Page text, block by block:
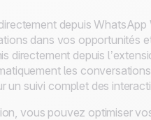
depuis WhatsApp
dans vos opportunités
directement depuis
les
un suivi complet des
vous pouvez optimiser